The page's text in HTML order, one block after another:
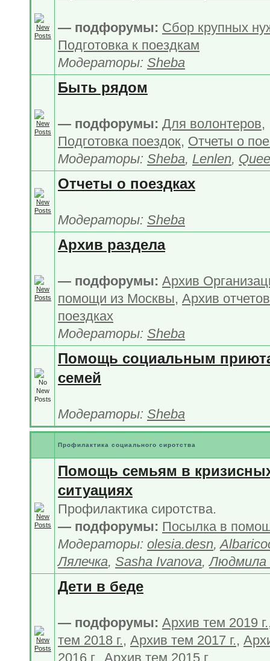
— подфорумы: Сбор крупных
Подготовка к поездкам
Модераторы: Sheba
Быть рядом
— подфорумы: Для волонтеров,
Подготовка поездок, Отчеты о
Модераторы: Sheba, Lenlen,
Отчеты о поездках
Модераторы: Sheba
Архив раздела
— подфорумы: Архив
помощи из Москвы, Архив
поездках
Модераторы: Sheba
Помощь социальным
семей
Модераторы: Sheba
Профилактика социального сиротства
Помощь семьям в
ситуациях
Профилактика сиротства.
— подфорумы: Посылка в
Модераторы: olesia.desn,
Лялечка, Sasha Ivanova,Людмила
Дети в беде
— подфорумы: Архив тем 2019 г.
тем 2018 г., Архив тем 2017 г.,
2016 г.
Архив тем 2015 г.